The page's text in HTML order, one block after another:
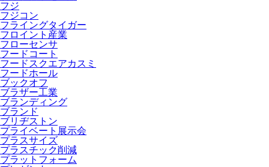
フジ
フジコン
フライングタイガー
フロイント産業
フローセンサ
フードコート
フードスクエアカスミ
フードホール
ブックオフ
ブラザー工業
ブランディング
ブランド
ブリヂストン
プライベート展示会
プラスサイズ
プラスチック削減
プラットフォーム